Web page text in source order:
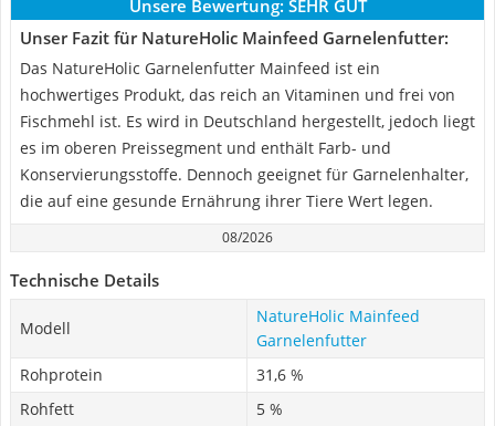
Unsere Bewertung: SEHR GUT
Unser Fazit für NatureHolic Mainfeed Garnelenfutter:
Das NatureHolic Garnelenfutter Mainfeed ist ein
hochwertiges Produkt, das reich an Vitaminen und frei von
Fischmehl ist. Es wird in Deutschland hergestellt, jedoch liegt
es im oberen Preissegment und enthält Farb- und
Konservierungsstoffe. Dennoch geeignet für Garnelenhalter,
die auf eine gesunde Ernährung ihrer Tiere Wert legen.
08/2026
Technische Details
Modell
NatureHolic Mainfeed
Garnelenfutter
Rohprotein
31,6 %
Rohfett
5 %